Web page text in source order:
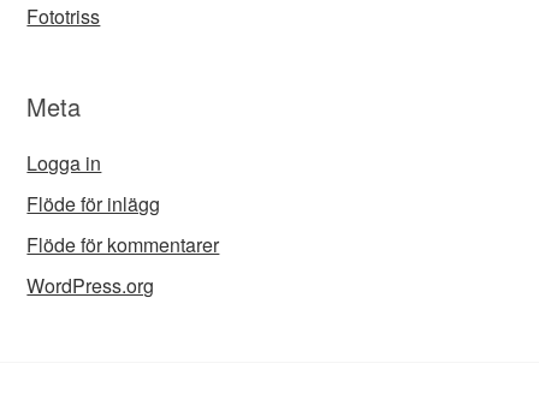
Fototriss
Meta
Logga in
Flöde för inlägg
Flöde för kommentarer
WordPress.org